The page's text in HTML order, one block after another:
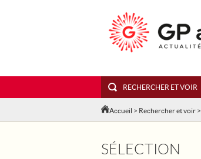
RECHERCHER ET VOIR
Accueil > Rechercher et voir >
SÉLECTION